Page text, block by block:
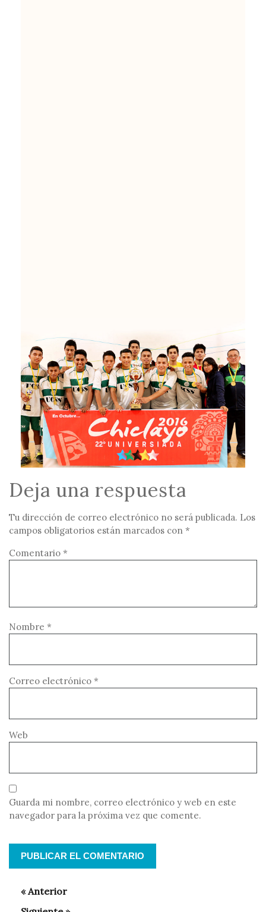
Deja una respuesta
Tu dirección de correo electrónico no será publicada. Los
campos obligatorios están marcados con *
Comentario *
Nombre *
Correo electrónico *
Web
Guarda mi nombre, correo electrónico y web en este
navegador para la próxima vez que comente.